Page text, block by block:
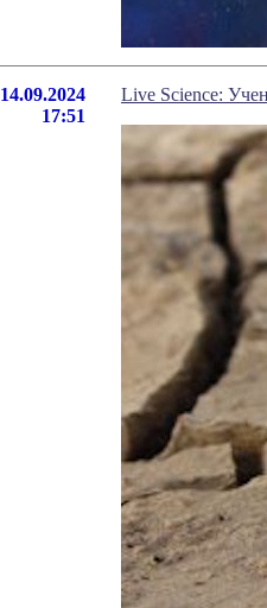
14.09.2024
17:51
Live Science: